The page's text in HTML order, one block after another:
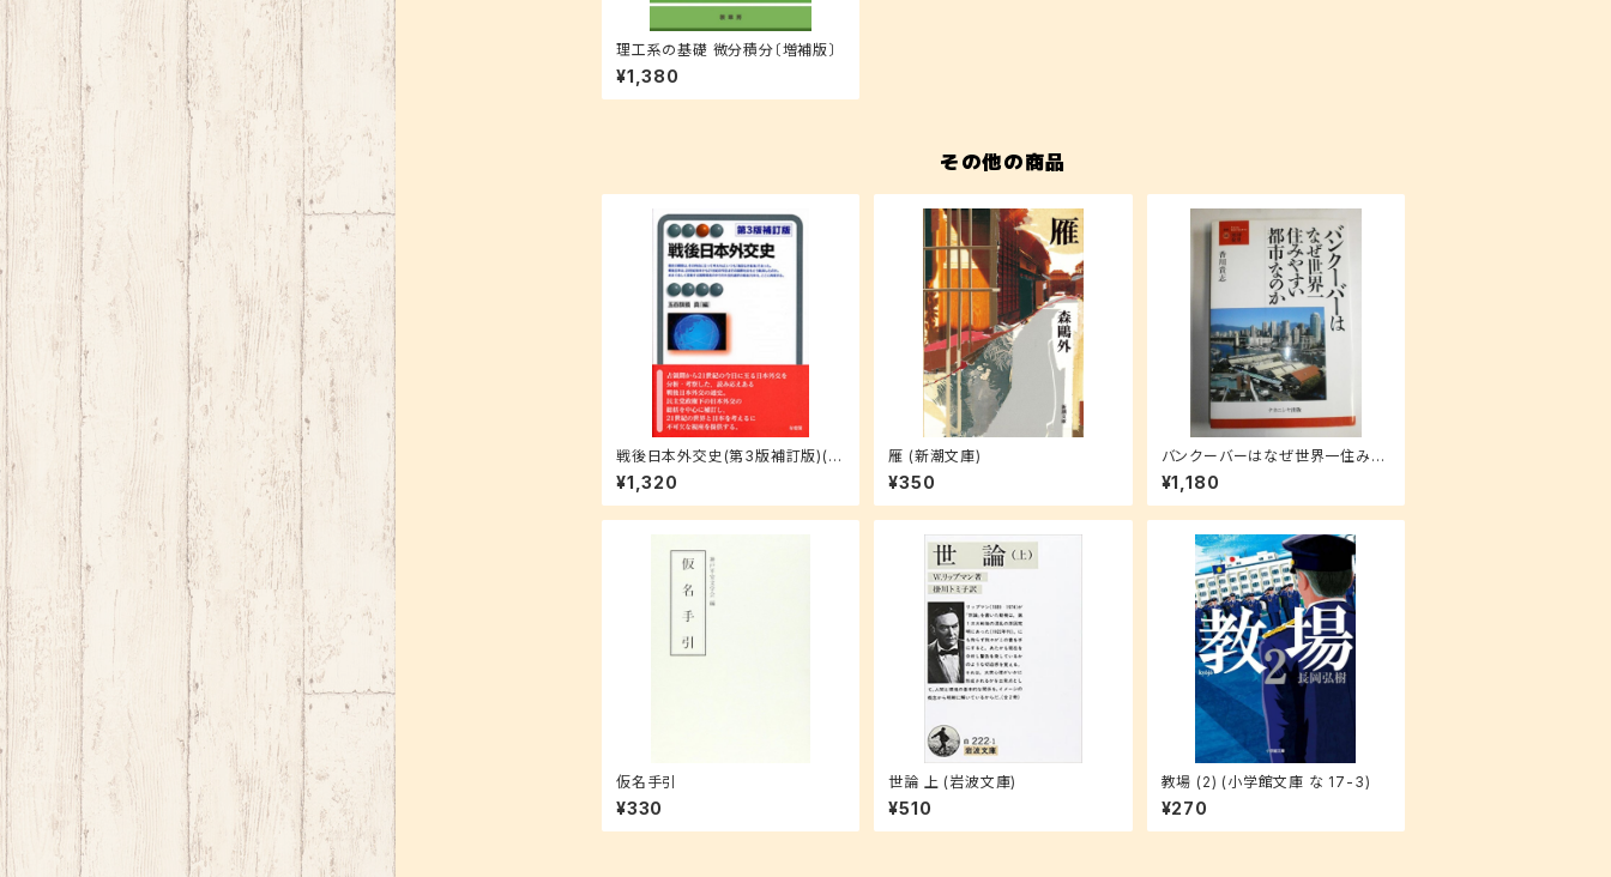
理工系の基礎 微分積分〔増補版〕
¥1,380
その他の商品
戦後日本外交史(第3版補訂版)(有
斐閣アルマ)
¥1,320
雁 (新潮文庫)
¥350
バンクーバーはなぜ世界一住みや
すい都市なのか (叢書・地球発見)
¥1,180
仮名手引
¥330
世論 上 (岩波文庫)
¥510
教場 (2) (小学館文庫 な 17-3)
¥270